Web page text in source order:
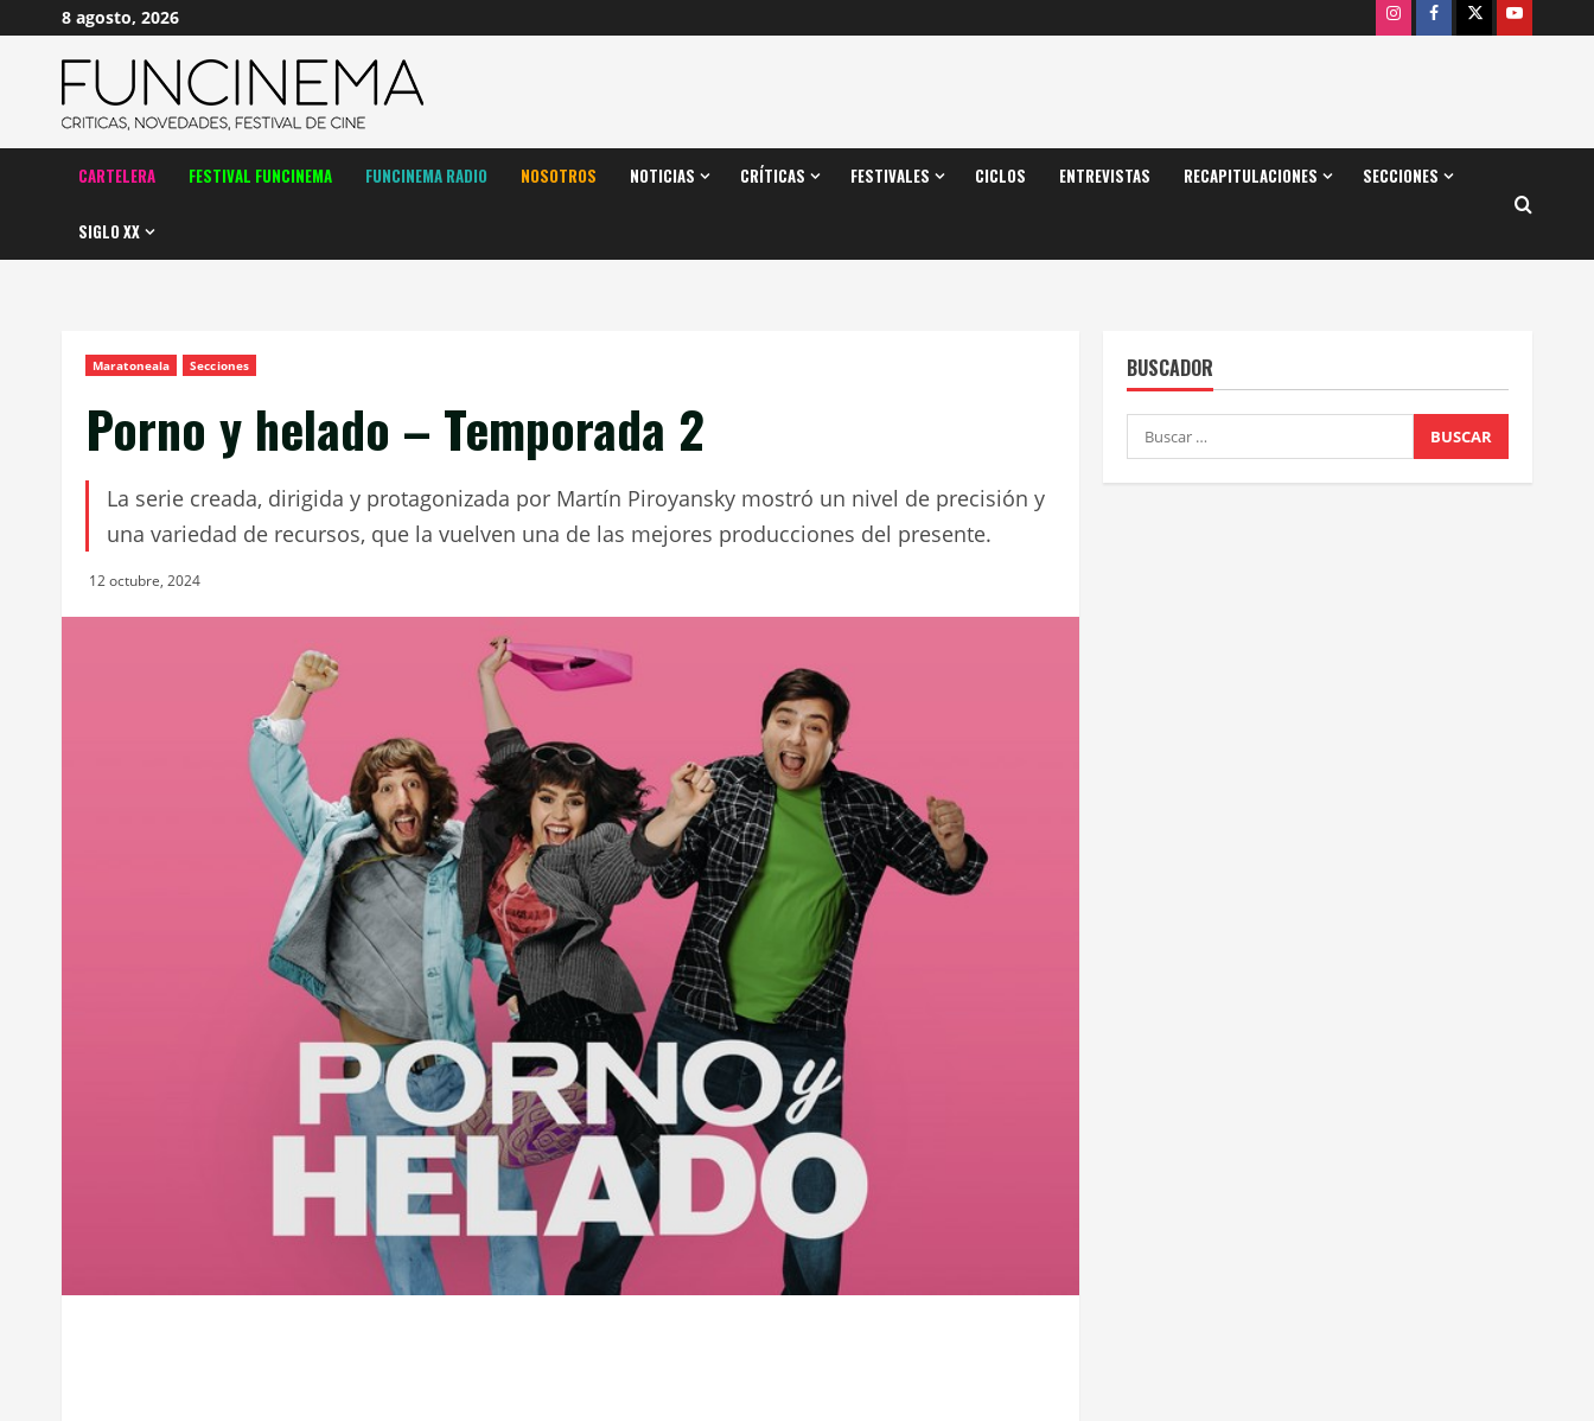
contenido
8 agosto, 2026 InstagramFacebook
X Youtube
CARTELERA FESTIVAL FUNCINEMA FUNCINEMA RADIO NOSOTROS NOTICIAS CRÍTICAS FESTIVALES CICLOS ENTREVISTAS RECAPITULACIONES SECCIONES
SIGLO XX
Maratoneala Secciones
Porno y helado – Temporada 2
La serie creada, dirigida y protagonizada por Martín Piroyansky mostró un nivel de precisión y
una variedad de recursos, que la vuelven una de las mejores producciones del presente.
12 octubre, 2024
BUSCADOR
Buscar: